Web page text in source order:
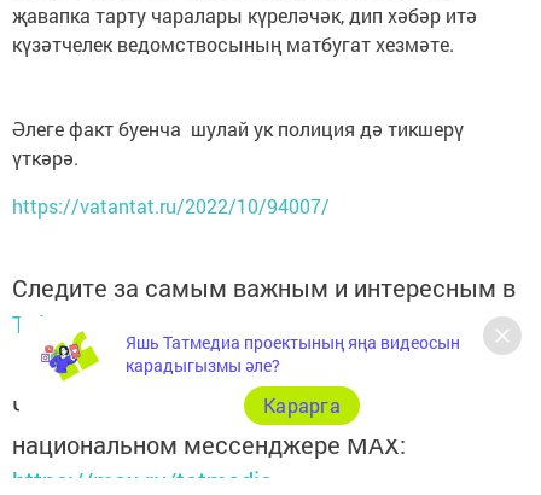
җавапка тарту чаралары күреләчәк, дип хәбәр итә
күзәтчелек ведомствосының матбугат хезмәте.
Әлеге факт буенча шулай ук полиция дә тикшерү
үткәрә.
https://vatantat.ru/2022/10/94007/
Следите за самым важным и интересным в
Telegram-канале
Читайте новости Татарстана в
национальном мессенджере MАХ:
https://max.ru/tatmedia
Яшь Татмедиа проектының яңа видеосын
карадыгызмы әле?
Карарга